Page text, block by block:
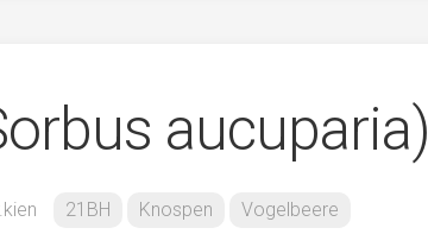
Ahorn
Birke
17AF
17AH
aucuparia)
21BH Knospen Vogelbeere